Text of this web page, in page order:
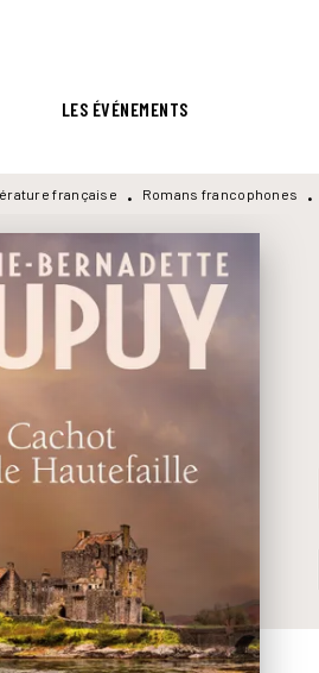
LES ÉVÉNEMENTS
française • Romans francophones •